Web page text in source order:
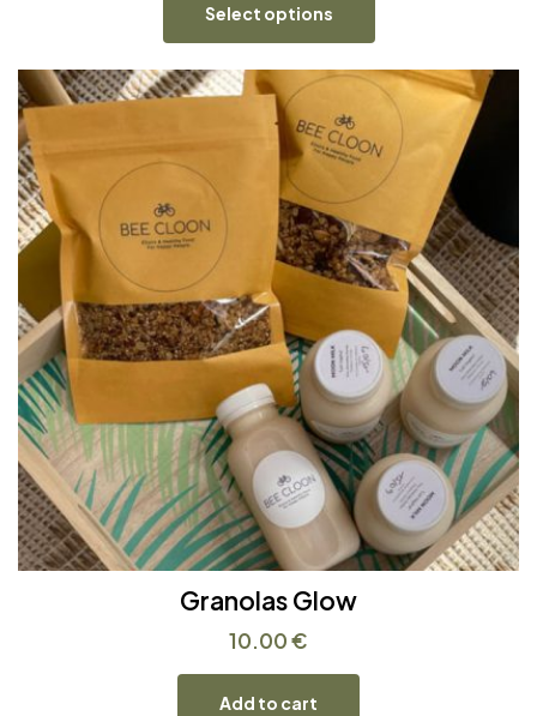
Select options
Granolas Glow
10.00€
Add to cart